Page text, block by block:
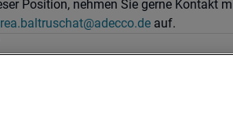
Position, nehmen Sie gerne Kontakt
auf.